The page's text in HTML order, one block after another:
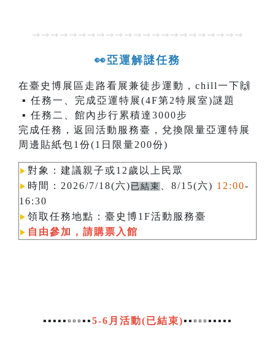
⇝⇝⇝⇝⇝⇝⇝⇝⇝⇝⇝⇝⇝⇝⇝⇝⇝⇝⇝⇝⇝⇝⇝
👀亞運解謎任務
在臺史博展區走路看展兼徒步運動，chill一下🙌
▪ 任務一、完成亞運特展(4F第2特展室)謎題
▪ 任務二、館內步行累積達3000步
完成任務，返回活動服務臺，兌換限量亞運特展
周邊貼紙包1份(1日限量200份)
▶︎ 對象：建議親子或12歲以上民眾
▶︎ 時間：2026/7/18(六) 已結束 、8/15(六) 12:00-
16:30
▶︎ 領取任務地點：臺史博1F活動服務臺
▶︎ 自由參加，請購票入館
▪▪▪▪▪▫▫▫▪▪5-6月活動(已結束)▪▪▫▫▫▪▪▪▪▪